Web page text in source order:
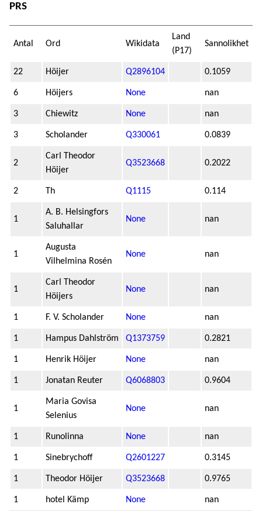
PRS
Antal Ord Wikidata
Land
(P17)
Sannolikhet
22 Höijer Q2896104 0.1059
6 Höijers None nan
3 Chiewitz None nan
3 Scholander Q330061 0.0839
2
Carl Theodor
Höijer
Q3523668 0.2022
2 Th Q1115 0.114
1
A. B. Helsingfors
Saluhallar
None nan
1
Augusta
Vilhelmina Rosén
None nan
1
Carl Theodor
Höijers
None nan
1 F. V. Scholander None nan
1 Hampus Dahlström Q1373759 0.2821
1 Henrik Höijer None nan
1 Jonatan Reuter Q6068803 0.9604
1
Maria Govisa
Selenius
None nan
1 Runolinna None nan
1 Sinebrychoff Q2601227 0.3145
1 Theodor Höijer Q3523668 0.9765
1 hotel Kämp None nan